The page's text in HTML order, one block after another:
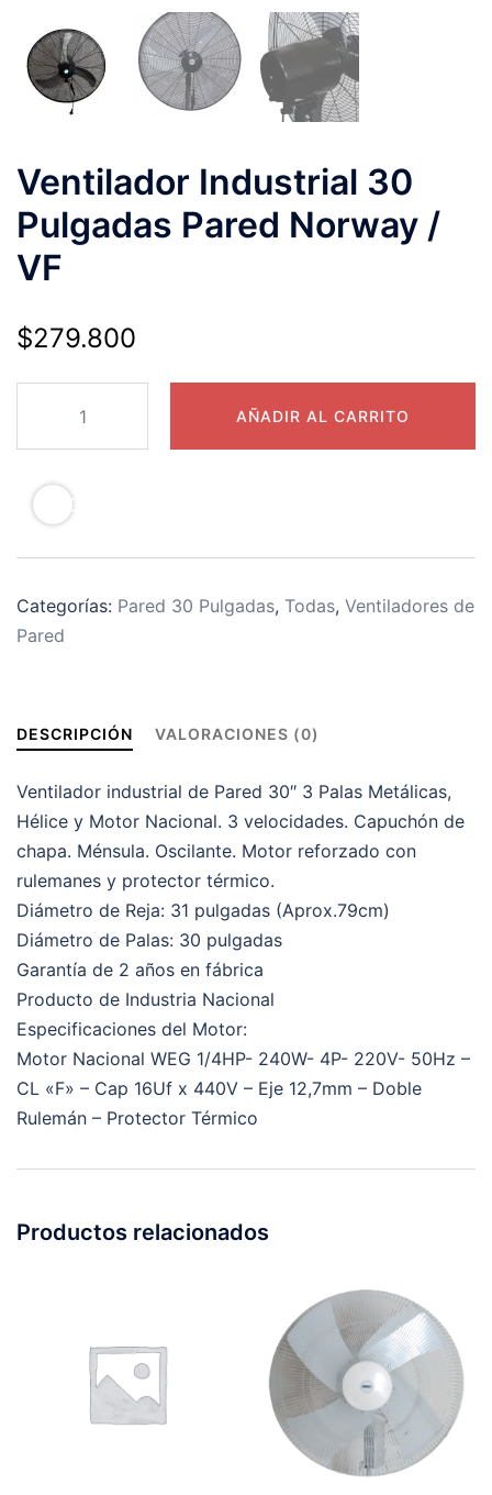
Ventilador Industrial 30
Pulgadas Pared Norway /
VF
$279.800
AÑADIR AL CARRITO
<SVG XMLNS="HTTP://WWW.W3.ORG/2000/SVG"
Categorías: Pared 30 Pulgadas, Todas, Ventiladores de
Pared
DESCRIPCIÓN VALORACIONES (0)
Ventilador industrial de Pared 30″ 3 Palas Metálicas,
Hélice y Motor Nacional. 3 velocidades. Capuchón de
chapa. Ménsula. Oscilante. Motor reforzado con
rulemanes y protector térmico.
Diámetro de Reja: 31 pulgadas (Aprox.79cm)
Diámetro de Palas: 30 pulgadas
Garantía de 2 años en fábrica
Producto de Industria Nacional
Especificaciones del Motor:
Motor Nacional WEG 1/4HP- 240W- 4P- 220V- 50Hz –
CL «F» – Cap 16Uf x 440V – Eje 12,7mm – Doble
Rulemán – Protector Térmico
Productos relacionados